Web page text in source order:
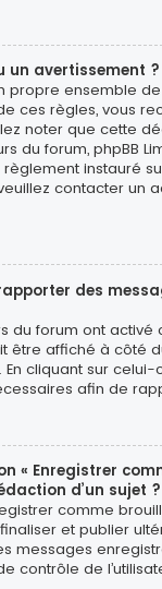
un avertissement ?
propre ensemble de
ces règles, vous
noter que cette
du forum, phpBB
instauré
contacter un
des
du forum ont activé
être affiché à côté
cliquant sur celui-
afin de
« Enregistrer
d’un sujet ?
comme
et publier
messages
contrôle de